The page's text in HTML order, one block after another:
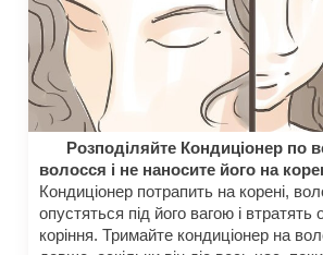
Розподіляйте Кондиціонер по
волосся і не наносите його на
Кондиціонер потрапить на корені,
опустяться під його вагою і втратять
коріння. Тримайте кондиціонер на